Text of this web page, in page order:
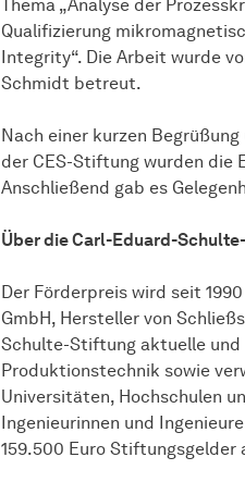
Thema „Analyse der
Qualifizierung
Integrity“. Die Arbeit wurde
Schmidt betreut.
Nach einer kurzen
der CES-Stiftung wurden die
Anschließend gab es
Über die Carl-Eduard-
Der Förderpreis wird seit
GmbH, Hersteller von
Schulte-Stiftung aktuelle und
Produktionstechnik sowie
Universitäten, Hochschulen
Ingenieurinnen und
159.500 Euro